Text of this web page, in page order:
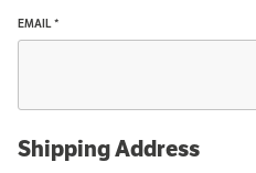
EMAIL *
Shipping Address